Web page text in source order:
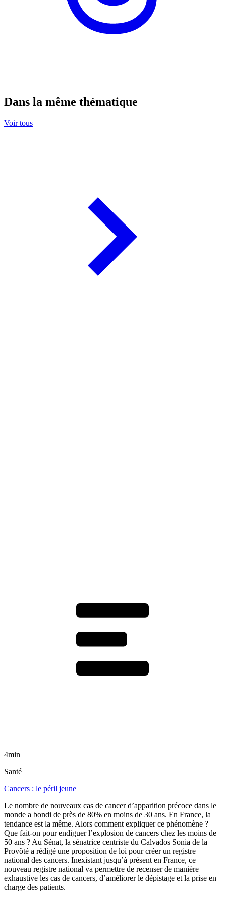
Dans la même thématique
Voir tous
4min
Santé
Cancers : le péril jeune
Le nombre de nouveaux cas de cancer d’apparition précoce dans le
monde a bondi de près de 80% en moins de 30 ans. En France, la
tendance est la même. Alors comment expliquer ce phénomène ?
Que fait-on pour endiguer l’explosion de cancers chez les moins de
50 ans ? Au Sénat, la sénatrice centriste du Calvados Sonia de la
Provôté a rédigé une proposition de loi pour créer un registre
national des cancers. Inexistant jusqu’à présent en France, ce
nouveau registre national va permettre de recenser de manière
exhaustive les cas de cancers, d’améliorer le dépistage et la prise en
charge des patients.